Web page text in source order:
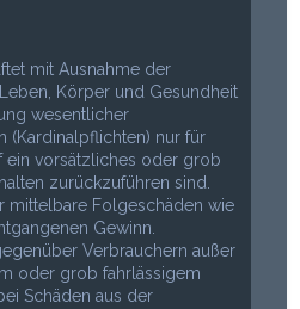
mit Ausnahme der
Körper und Gesundheit
wesentlicher
(Kardinalpflichten) nur für
ein vorsätzliches oder grob
zurückzuführen sind.
mittelbare Folgeschäden wie
Gewinn.
Verbrauchern außer
oder grob fahrlässigem
Schäden aus der